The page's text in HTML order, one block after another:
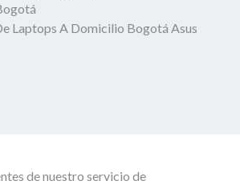
Laptops A Domicilio Bogotá Asus
de nuestro servicio de